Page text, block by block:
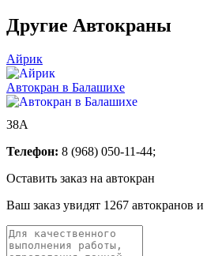
Другие Автокраны
Айрик
Автокран в Балашихе
38А
Телефон: 8 (968) 050-11-44;
Оставить заказ на автокран
Ваш заказ увидят 1267 автокранов